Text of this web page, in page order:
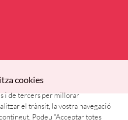
cookies
i de tercers per millorar
el trànsit, la vostra navegació
Podeu “Acceptar totes